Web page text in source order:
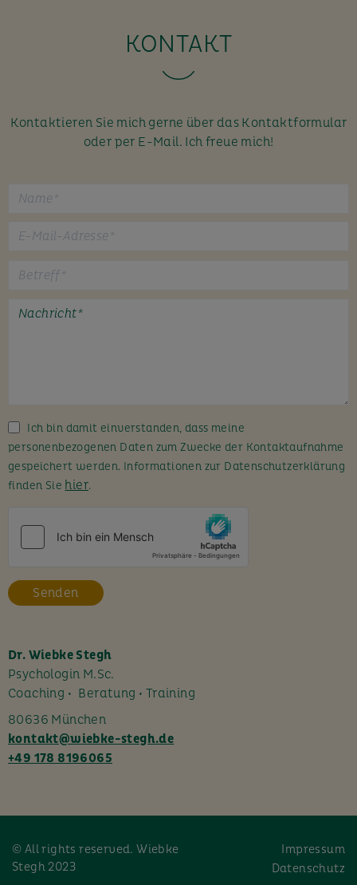
KONTAKT
Kontaktieren Sie mich gerne über das Kontaktformular
oder per E-Mail. Ich freue mich!
e
d
i
e
e
l
e
e
r
.
Ich bin damit einverstanden, dass meine
personenbezogenen Daten zum Zwecke der Kontaktaufnahme
gespeichert werden. Informationen zur Datenschutzerklärung
finden Sie hier.
Dr. Wiebke Stegh
Psychologin M.Sc.
Coaching • Beratung • Training
80636 München
kontakt@wiebke-stegh.de
+49 178 8196065
Impressum
Datenschutz
© All rights reserved. Wiebke
Stegh 2023